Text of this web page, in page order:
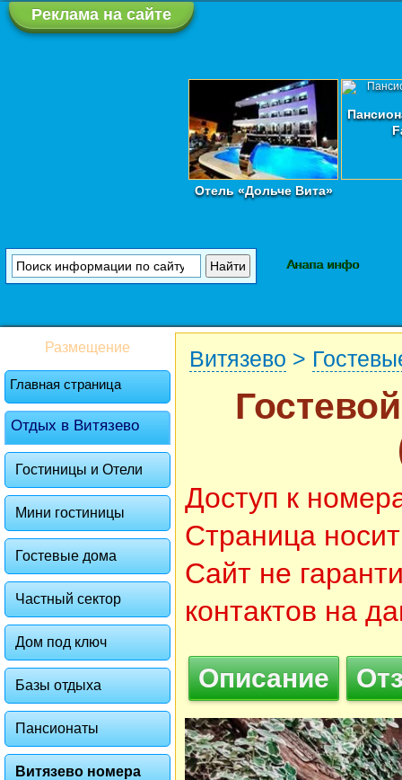
Реклама на сайте
Отель «Дольче Вита»
Анапа инфо
Размещение
Главная страница
Отдых в Витязево
Гостиницы и Отели
Мини гостиницы
Гостевые дома
Частный сектор
Дом под ключ
Базы отдыха
Пансионаты
Витязево номера
Витязево >
Доступ к
Страница
Сайт не
контактов на
Описание